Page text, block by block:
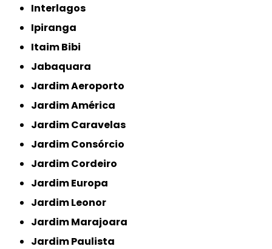
Interlagos
Ipiranga
Itaim Bibi
Jabaquara
Jardim Aeroporto
Jardim América
Jardim Caravelas
Jardim Consórcio
Jardim Cordeiro
Jardim Europa
Jardim Leonor
Jardim Marajoara
Jardim Paulista